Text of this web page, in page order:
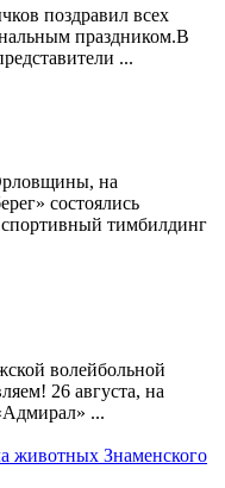
поздравил всех
праздником.В
...
на
состоялись
тимбилдинг
волейбольной
26 августа, на
...